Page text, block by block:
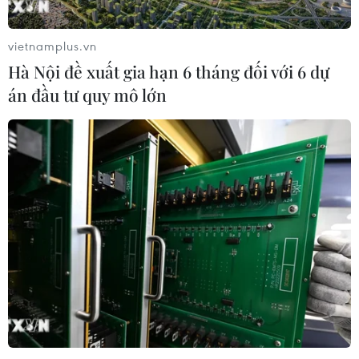
nước ngoài: Từ đối ngoại đến động
30/07/2026 01:20
Lao động Việt Nam dũng cảm
cứu người trong động đất
Kumamoto
29/07/2026 07:41
Động đất tại Nhật Bản: Các cơ quan
đại diện Việt Nam khẩn trương bảo
hộ công dân
29/07/2026 07:21
Động đất tại Nhật Bản: Một lao động
vietnamplus.vn
Hà Nội đề xuất gia hạn 6 tháng đối với 6 dự
án đầu tư quy mô lớn